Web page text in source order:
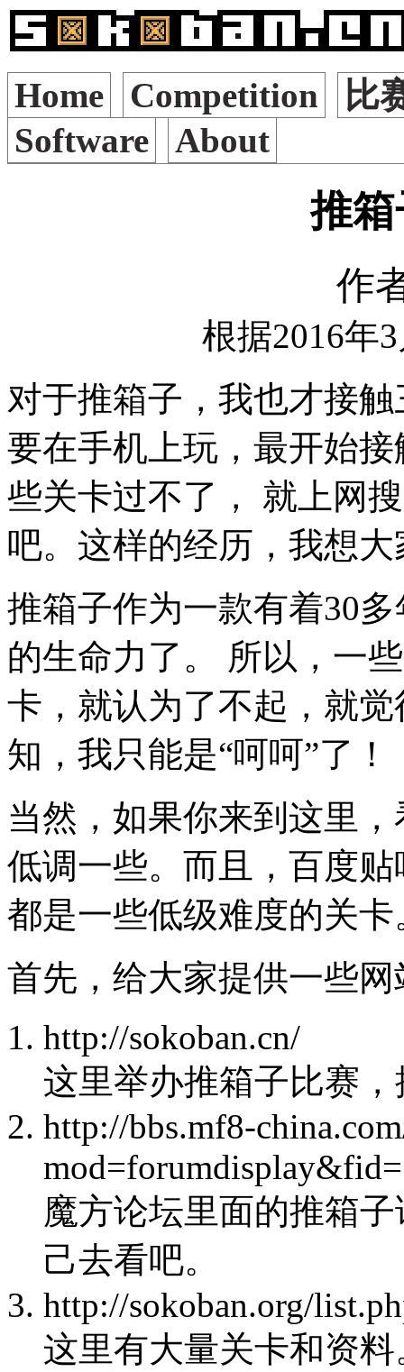
Home Competition
比
Software
About
推
作
根据2016年
对于推箱子，我也才接
要在手机上玩，最开始
些关卡过不了， 就上网
吧。这样的经历，我想
推箱子作为一款有着30
的生命力了。 所以，一
卡，就认为了不起，就
知，我只能是“呵呵”了！
当然，如果你来到这里
低调一些。而且，百度
都是一些低级难度的关卡
首先，给大家提供一些网
http://sokoban.cn/
这里举办推箱子比赛
http://bbs.mf8-
魔方论坛里面的推箱
己去看吧。
http://sokoban.org/
这里有大量关卡和资料